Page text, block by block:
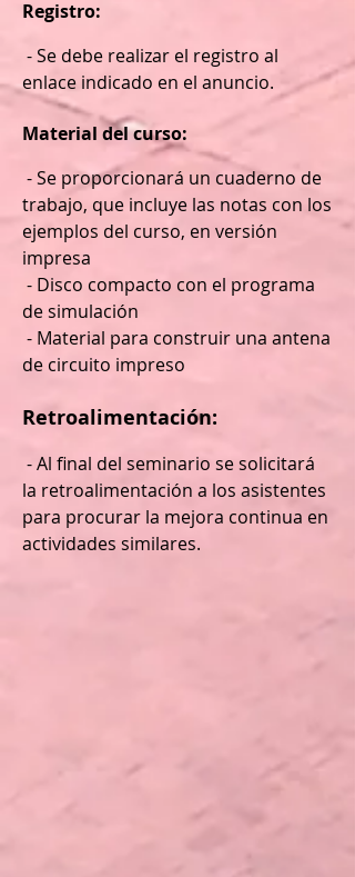
Registro:
- Se debe realizar el registro al
enlace indicado en el anuncio.
Material del curso:
- Se proporcionará un cuaderno de
trabajo, que incluye las notas con los
ejemplos del curso, en versión
impresa
- Disco compacto con el programa
de simulación
- Material para construir una antena
de circuito impreso
Retroalimentación:
- Al final del seminario se solicitará
la retroalimentación a los asistentes
para procurar la mejora continua en
actividades similares.